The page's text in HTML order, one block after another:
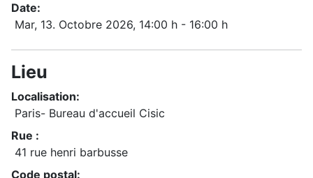
Date:
Mar, 13. Octobre 2026, 14:00 h - 16:00 h
Lieu
Localisation:
Paris- Bureau d'accueil Cisic
Rue :
41 rue henri barbusse
Code postal: